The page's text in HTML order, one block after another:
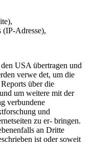
(IP-Adresse),
USA übertragen und
verwe det, um die
über die
um weitere mit der
verbundene
und
zu er- bringen.
an Dritte
ist oder soweit